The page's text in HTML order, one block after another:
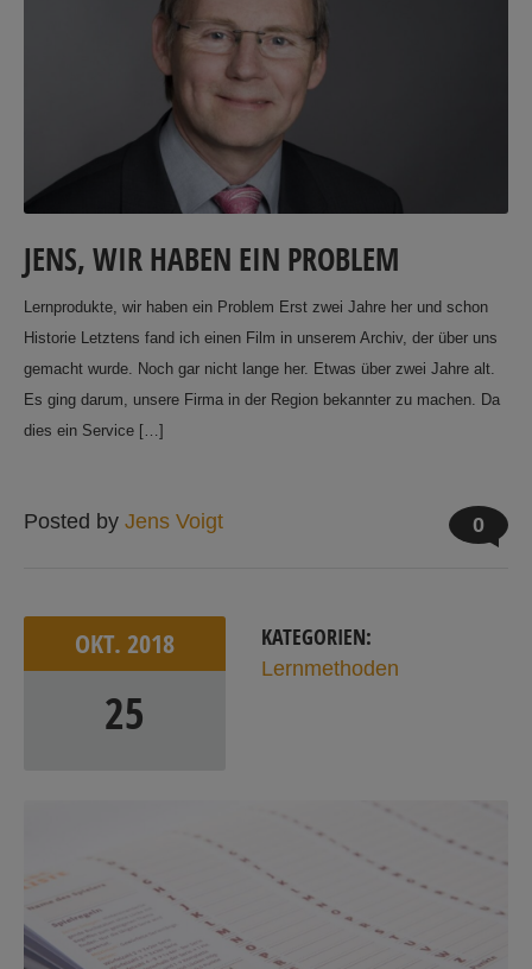
JENS, WIR HABEN EIN PROBLEM
Lernprodukte, wir haben ein Problem Erst zwei Jahre her und schon
Historie Letztens fand ich einen Film in unserem Archiv, der über uns
gemacht wurde. Noch gar nicht lange her. Etwas über zwei Jahre alt.
Es ging darum, unsere Firma in der Region bekannter zu machen. Da
dies ein Service […]
Posted by Jens Voigt 0
OKT. 2018
25
KATEGORIEN:
Lernmethoden